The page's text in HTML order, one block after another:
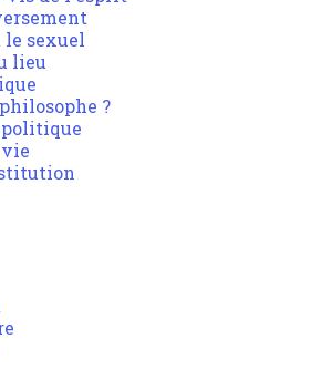
le sexuel
lieu
?
politique